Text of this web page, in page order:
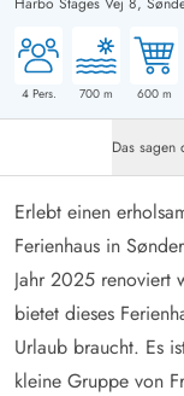
4Pers. 700 m 600m
Das sagen
Erlebt einen
Ferienhaus in
Jahr 2025 renoviert
bietet dieses
Urlaub braucht. Es
kleine Gruppe von